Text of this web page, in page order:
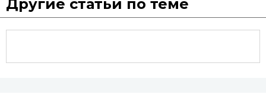
Другие статьи по теме